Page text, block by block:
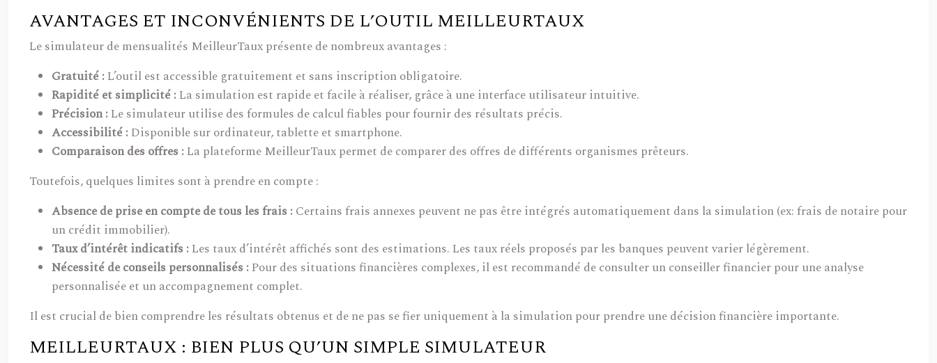
AVANTAGES ET INCONVÉNIENTS DE L’OUTIL MEILLEURTAUX
Le simulateur de mensualités MeilleurTaux présente de nombreux avantages :
Gratuité : L’outil est accessible gratuitement et sans inscription obligatoire.
Rapidité et simplicité : La simulation est rapide et facile à réaliser, grâce à une interface utilisateur intuitive.
Précision : Le simulateur utilise des formules de calcul fiables pour fournir des résultats précis.
Accessibilité : Disponible sur ordinateur, tablette et smartphone.
Comparaison des offres : La plateforme MeilleurTaux permet de comparer des offres de différents organismes prêteurs.
Toutefois, quelques limites sont à prendre en compte :
Absence de prise en compte de tous les frais : Certains frais annexes peuvent ne pas être intégrés automatiquement dans la simulation (ex: frais de notaire pour
un crédit immobilier).
Taux d’intérêt indicatifs : Les taux d’intérêt affichés sont des estimations. Les taux réels proposés par les banques peuvent varier légèrement.
Nécessité de conseils personnalisés : Pour des situations financières complexes, il est recommandé de consulter un conseiller financier pour une analyse
personnalisée et un accompagnement complet.
Il est crucial de bien comprendre les résultats obtenus et de ne pas se fier uniquement à la simulation pour prendre une décision financière importante.
MEILLEURTAUX : BIEN PLUS QU’UN SIMPLE SIMULATEUR